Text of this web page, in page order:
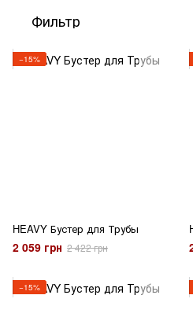
Фильтр
−15%
HEAVY Бустер для Трубы
2 059 грн 2 422 грн
−15%